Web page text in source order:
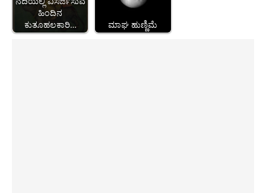
ಹಿಂದಿನ
ಕುತೂಹಲಕಾರಿ…
ಮಾಘ ಹುಣ್ಣಿಮೆ